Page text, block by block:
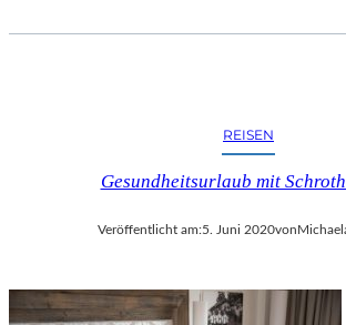
REISEN
Gesundheitsurlaub mit
Veröffentlicht am:5. Juni 2020von